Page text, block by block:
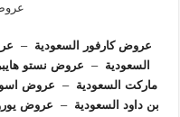
عروض كارفور السعودية –
السعودية – عروض نستو
ماركت السعودية – عروض
بن داود السعودية – عروض